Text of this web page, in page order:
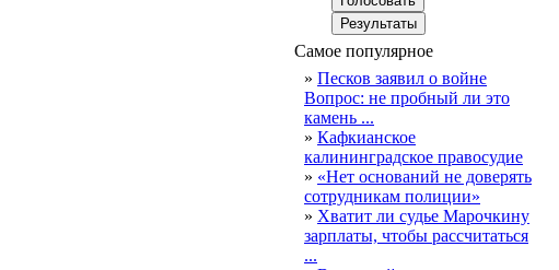
Самое популярное
» Песков заявил о войне
Вопрос: не пробный ли это
камень ...
» Кафкианское
калининградское правосудие
» «Нет оснований не доверять
сотрудникам полиции»
» Хватит ли судье Марочкину
зарплаты, чтобы рассчитаться
...